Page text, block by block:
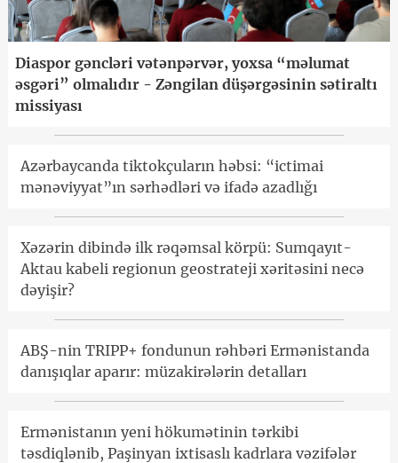
Diaspor gəncləri vətənpərvər, yoxsa “məlumat
əsgəri” olmalıdır - Zəngilan düşərgəsinin sətiraltı
missiyası
Azərbaycanda tiktokçuların həbsi: “ictimai
mənəviyyat”ın sərhədləri və ifadə azadlığı
Xəzərin dibində ilk rəqəmsal körpü: Sumqayıt-
Aktau kabeli regionun geostrateji xəritəsini necə
dəyişir?
ABŞ-nin TRIPP+ fondunun rəhbəri Ermənistanda
danışıqlar aparır: müzakirələrin detalları
Ermənistanın yeni hökumətinin tərkibi
təsdiqlənib, Paşinyan ixtisaslı kadrlara vəzifələr